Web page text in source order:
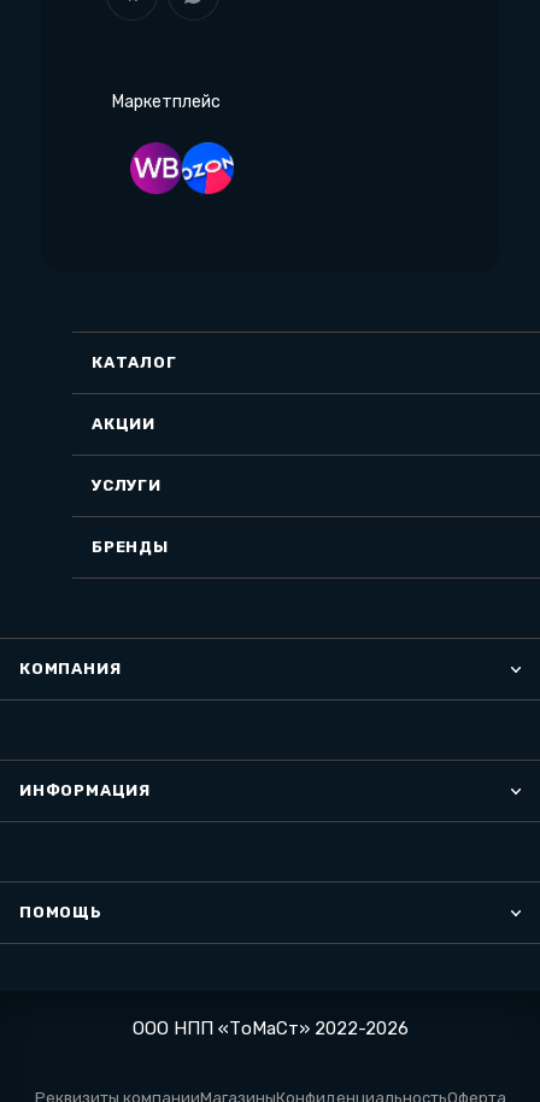
Маркетплейс
КАТАЛОГ
АКЦИИ
УСЛУГИ
БРЕНДЫ
КОМПАНИЯ
ИНФОРМАЦИЯ
ПОМОЩЬ
ООО НПП «ТоМаСт» 2022-2026
Реквизиты компанииМагазиныКонфиденциальностьОферта